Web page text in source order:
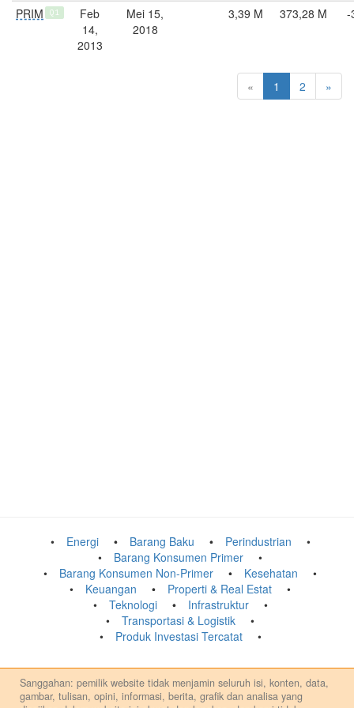
PRIM Q1
Feb
14,
2013
Mei 15,
2018
3,39 M 373,28 M -
« 1 2 »
Energi Barang Baku
Perindustrian
Barang Konsumen Primer
Barang Konsumen Non-Primer
Kesehatan
Keuangan
Properti & Real Estat
Teknologi
Infrastruktur
Transportasi & Logistik
Produk Investasi Tercatat
Sanggahan: pemilik website tidak menjamin seluruh isi, konten, data,
gambar, tulisan, opini, informasi, berita, grafik dan analisa yang